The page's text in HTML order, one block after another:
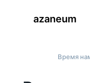
azaneum
Время